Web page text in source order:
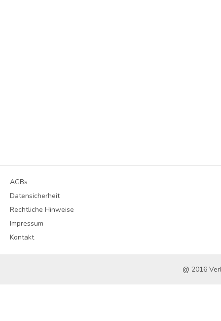
AGBs
Datensicherheit
Rechtliche Hinweise
Impressum
Kontakt
@ 2016